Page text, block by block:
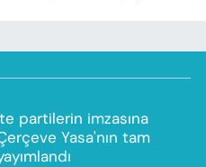
partilerin imzasına
Yasa'nın tam